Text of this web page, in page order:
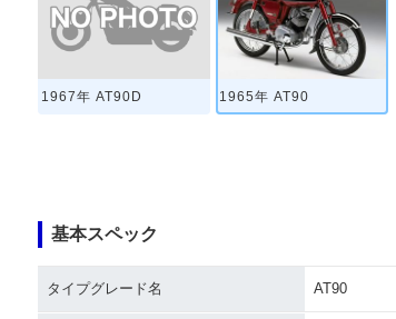
1967年 AT90D 1965年 AT90
基本スペック
タイプグレード名 AT90